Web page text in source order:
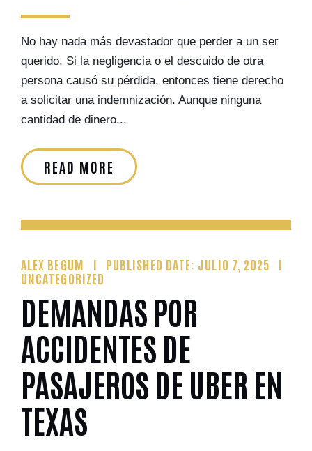
No hay nada más devastador que perder a un ser
querido. Si la negligencia o el descuido de otra
persona causó su pérdida, entonces tiene derecho
a solicitar una indemnización. Aunque ninguna
cantidad de dinero...
READ MORE
ALEX BEGUM
PUBLISHED DATE: JULIO 7, 2025
UNCATEGORIZED
DEMANDAS POR
ACCIDENTES DE
PASAJEROS DE UBER EN
TEXAS